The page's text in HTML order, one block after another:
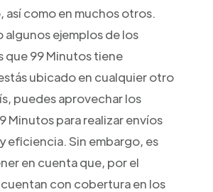
así como en muchos otros.
algunos ejemplos de los
que 99 Minutos tiene
ubicado en cualquier otro
puedes aprovechar los
Minutos para realizar envíos
eficiencia. Sin embargo, es
en cuenta que, por el
con cobertura en los